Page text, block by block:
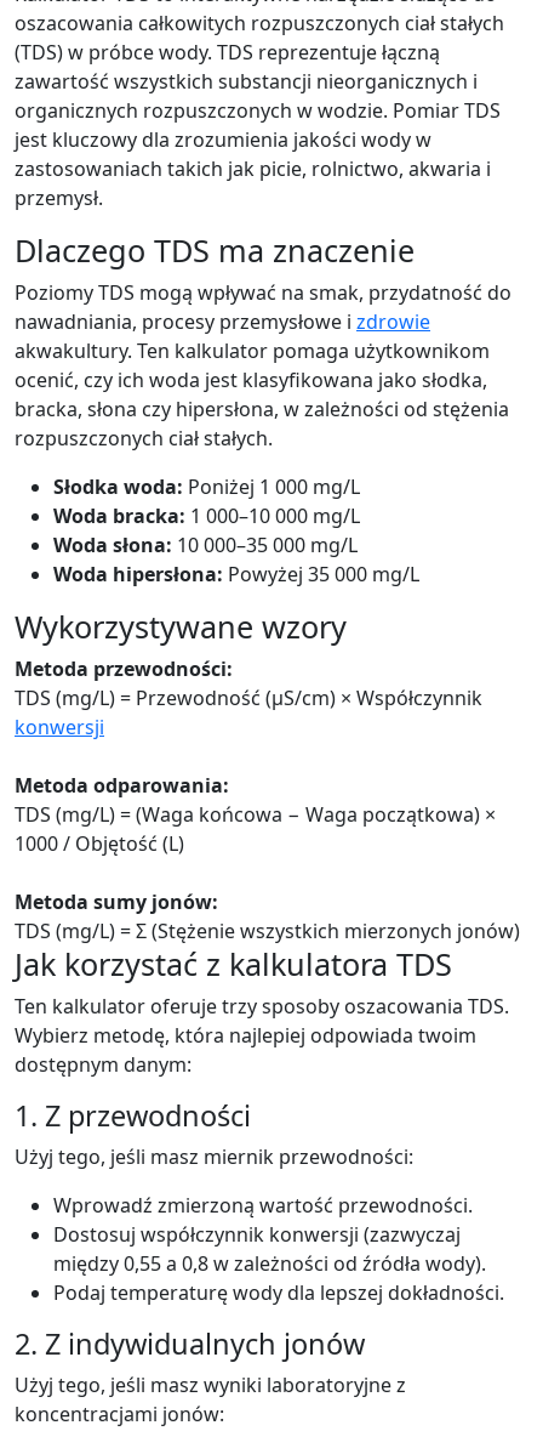
oszacowania całkowitych rozpuszczonych ciał stałych
(TDS) w próbce wody. TDS reprezentuje łączną
zawartość wszystkich substancji nieorganicznych i
organicznych rozpuszczonych w wodzie. Pomiar TDS
jest kluczowy dla zrozumienia jakości wody w
zastosowaniach takich jak picie, rolnictwo, akwaria i
przemysł.
Dlaczego TDS ma znaczenie
Poziomy TDS mogą wpływać na smak, przydatność do
nawadniania, procesy przemysłowe i zdrowie
akwakultury. Ten kalkulator pomaga użytkownikom
ocenić, czy ich woda jest klasyfikowana jako słodka,
bracka, słona czy hipersłona, w zależności od stężenia
rozpuszczonych ciał stałych.
Słodka woda: Poniżej 1 000 mg/L
Woda bracka: 1 000–10 000 mg/L
Woda słona: 10 000–35 000 mg/L
Woda hipersłona: Powyżej 35 000 mg/L
Wykorzystywane wzory
Metoda przewodności:
TDS (mg/L) = Przewodność (µS/cm) × Współczynnik
konwersji
Metoda odparowania:
TDS (mg/L) = (Waga końcowa − Waga początkowa) ×
1000 / Objętość (L)
Metoda sumy jonów:
TDS (mg/L) = Σ (Stężenie wszystkich mierzonych jonów)
Jak korzystać z kalkulatora TDS
Ten kalkulator oferuje trzy sposoby oszacowania TDS.
Wybierz metodę, która najlepiej odpowiada twoim
dostępnym danym:
1. Z przewodności
Użyj tego, jeśli masz miernik przewodności:
Wprowadź zmierzoną wartość przewodności.
Dostosuj współczynnik konwersji (zazwyczaj
między 0,55 a 0,8 w zależności od źródła wody).
Podaj temperaturę wody dla lepszej dokładności.
2. Z indywidualnych jonów
Użyj tego, jeśli masz wyniki laboratoryjne z
koncentracjami jonów: